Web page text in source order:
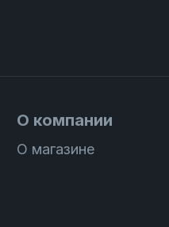
О компании
О магазине